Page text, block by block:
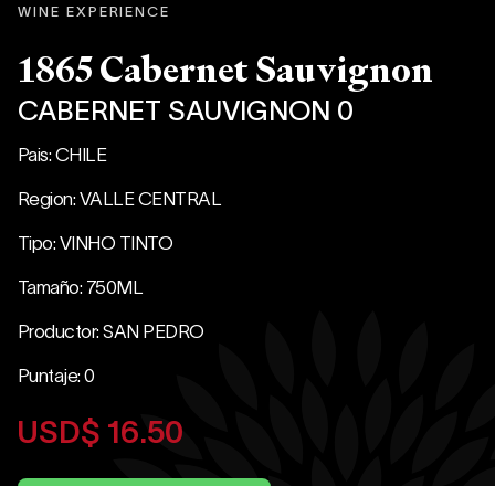
WINE EXPERIENCE
1865 Cabernet Sauvignon
CABERNET SAUVIGNON 0
Pais: CHILE
Region: VALLE CENTRAL
Tipo: VINHO TINTO
Tamaño: 750ML
Productor: SAN PEDRO
Puntaje: 0
USD$ 16.50